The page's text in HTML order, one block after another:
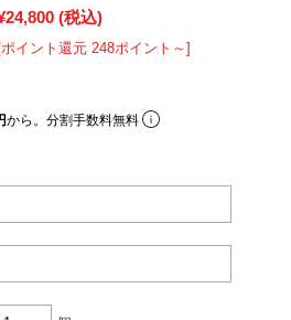
(税込)
[ポイント還元 248ポイント～]
から。分割手数料無料